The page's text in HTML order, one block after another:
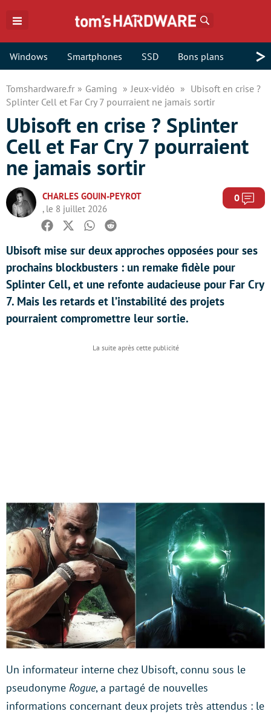
Windows Smartphones SSD Bons plans >
Tomshardware.fr Gaming Jeux-vidéo
Ubisoft en crise ?
Splinter Cell et Far Cry 7 pourraient ne jamais sortir
Ubisoft en crise ? Splinter
Cell et Far Cry 7 pourraient
ne jamais sortir
CHARLES GOUIN-PEYROT
, le 8 juillet 2026
0
Facebook
TwitterWhatsapp
Reddit
Ubisoft mise sur deux approches opposées pour ses
prochains blockbusters : un remake fidèle pour
Splinter Cell, et une refonte audacieuse pour Far Cry
7. Mais les retards et l’instabilité des projets
pourraient compromettre leur sortie.
Un informateur interne chez Ubisoft, connu sous le
pseudonyme Rogue, a partagé de nouvelles
informations concernant deux projets très attendus : le